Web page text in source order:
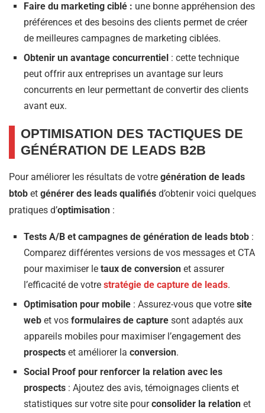
Faire du marketing ciblé : une bonne appréhension des
préférences et des besoins des clients permet de créer
de meilleures campagnes de marketing ciblées.
Obtenir un avantage concurrentiel : cette technique
peut offrir aux entreprises un avantage sur leurs
concurrents en leur permettant de convertir des clients
avant eux.
OPTIMISATION DES TACTIQUES DE
GÉNÉRATION DE LEADS B2B
Pour améliorer les résultats de votre génération de leads
btob et générer des leads qualifiés d’obtenir voici quelques
pratiques d’optimisation :
Tests A/B et campagnes de génération de leads btob :
Comparez différentes versions de vos messages et CTA
pour maximiser le taux de conversion et assurer
l’efficacité de votre stratégie de capture de leads.
Optimisation pour mobile : Assurez-vous que votre site
web et vos formulaires de capture sont adaptés aux
appareils mobiles pour maximiser l’engagement des
prospects et améliorer la conversion.
Social Proof pour renforcer la relation avec les
prospects : Ajoutez des avis, témoignages clients et
statistiques sur votre site pourconsolider la relation et